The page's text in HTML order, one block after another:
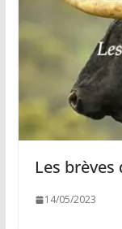
Les
14/05/2023